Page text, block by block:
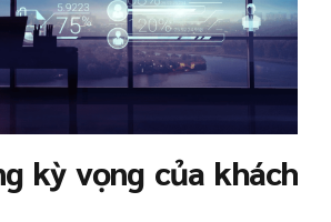
kỳ vọng của khách